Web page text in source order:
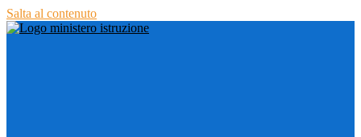
Salta al contenuto